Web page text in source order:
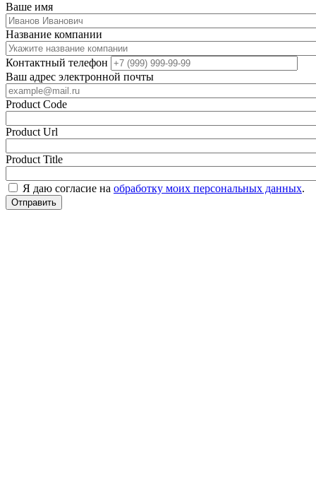
Ваше имя
Название компании
Контактный телефон
Ваш адрес электронной почты
Product Code
Product Url
Product Title
Я даю согласие на обработку моих персональных данных.
Отправить